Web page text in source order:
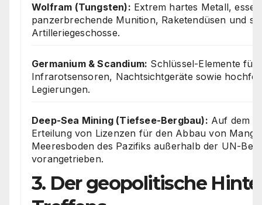
Wolfram (Tungsten): Extrem hartes Metall,
panzerbrechende Munition, Raketendüsen und
Artilleriegeschosse.
Germanium & Scandium: Schlüssel-Elemente für
Infrarotsensoren, Nachtsichtgeräte sowie
Legierungen.
Deep-Sea Mining (Tiefsee-Bergbau): Auf dem
Erteilung von Lizenzen für den Abbau von
Meeresboden des Pazifiks außerhalb der UN-
vorangetrieben.
3. Der geopolitische